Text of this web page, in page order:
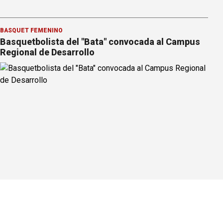
BÁSQUET FEMENINO
Basquetbolista del "Bata" convocada al Campus
Regional de Desarrollo